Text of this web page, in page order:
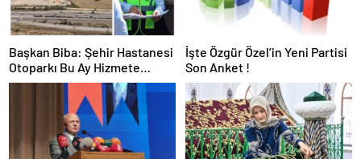
Başkan Biba: Şehir Hastanesi
Otoparkı Bu Ay Hizmete
Açılacak
İşte Özgür Özel’in Yeni Partisi
Son Anket !